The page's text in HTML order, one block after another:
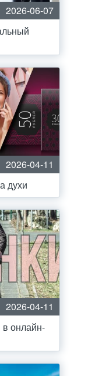
2026-06-07
2026-04-11
духи
2026-04-11
онлайн-